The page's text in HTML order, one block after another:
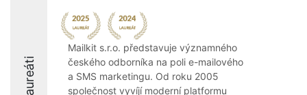
Laureáti
Mailkit s.r.o. představuje významného
českého odborníka na poli e-mailového
a SMS marketingu. Od roku 2005
společnost vyvíjí moderní platformu